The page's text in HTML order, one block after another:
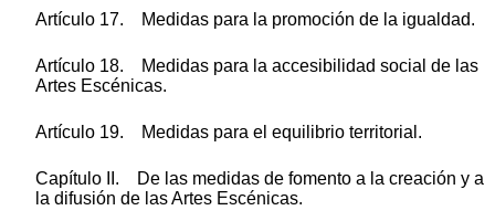
Artículo 17. Medidas para la promoción de la igualdad.
Artículo 18. Medidas para la accesibilidad social de las
Artes Escénicas.
Artículo 19. Medidas para el equilibrio territorial.
Capítulo II. De las medidas de fomento a la creación y a
la difusión de las Artes Escénicas.